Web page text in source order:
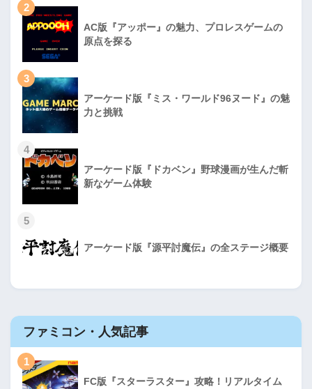
2
AC版『アッポー』の魅力、プロレスゲームの
原点を探る
3
アーケード版『ミス・ワールド96ヌード』の魅
力と挑戦
4
アーケード版『ドカベン』野球漫画が生んだ斬
新なゲーム体験
5
アーケード版『源平討魔伝』の全ステージ概要
ファミコン・人気記事
1
FC版『スターラスター』攻略！リアルタイム